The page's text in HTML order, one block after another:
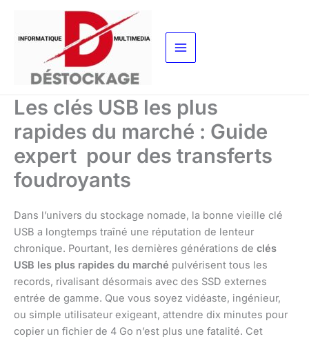
contenu
Les clés USB les plus
rapides du marché : Guide
expert pour des transferts
foudroyants
Dans l’univers du stockage nomade, la bonne vieille clé
USB a longtemps traîné une réputation de lenteur
chronique. Pourtant, les dernières générations de clés
USB les plus rapides du marché pulvérisent tous les
records, rivalisant désormais avec des SSD externes
entrée de gamme. Que vous soyez vidéaste, ingénieur,
ou simple utilisateur exigeant, attendre dix minutes pour
copier un fichier de 4 Go n’est plus une fatalité. Cet